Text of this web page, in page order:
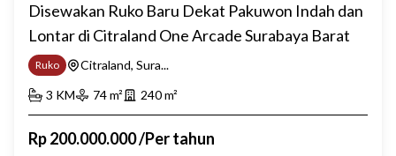
Disewakan Ruko Baru Dekat Pakuwon Indah dan
Lontar di Citraland One Arcade Surabaya Barat
Ruko
Citraland, Sura...
3 KM 74m² 240m²
Rp200.000.000/Per tahun